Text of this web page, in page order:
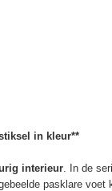
in kleur**
interieur. In de
pasklare voet